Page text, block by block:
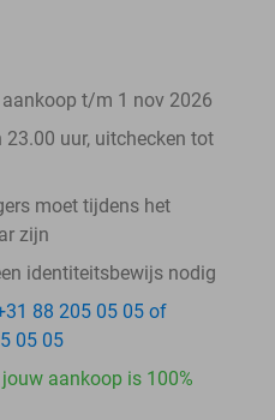
t/m 1 nov 2026
uur, uitchecken tot
moet tijdens het
zijn
identiteitsbewijs nodig
88 205 05 05 of
05 05
aankoop is 100%